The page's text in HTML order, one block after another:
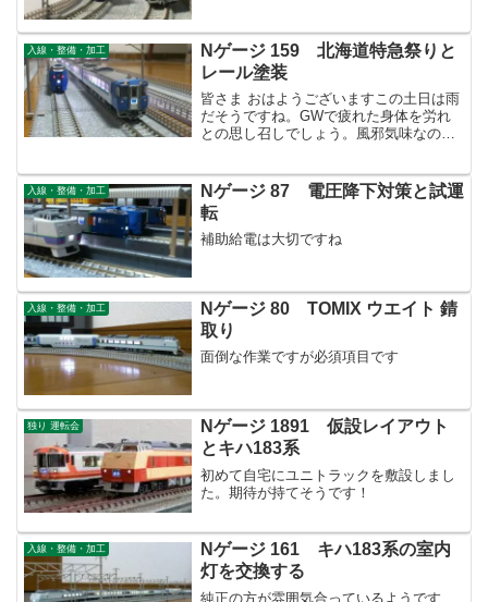
入線・整備・加工
Nゲージ 159 北海道特急祭りと
レール塗装
皆さま おはようございますこの土日は雨
だそうですね。GWで疲れた身体を労れ
との思し召しでしょう。風邪気味なので
期待？通り北海道です。函館から札幌ま
での車両です！北海道の...
入線・整備・加工
Nゲージ 87 電圧降下対策と試運
転
補助給電は大切ですね
入線・整備・加工
Nゲージ 80 TOMIX ウエイト 錆
取り
面倒な作業ですが必須項目です
独り 運転会
Nゲージ 1891 仮設レイアウト
とキハ183系
初めて自宅にユニトラックを敷設しまし
た。期待が持てそうです！
入線・整備・加工
Nゲージ 161 キハ183系の室内
灯を交換する
純正の方が雰囲気合っているようです